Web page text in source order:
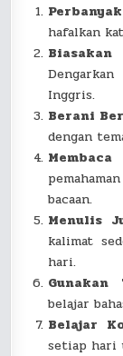
hafalkan
Inggris.
Berani
dengan
bacaan.
Menulis
kalimat
hari.
Gunakan
belajar
Belajar
setiap hari